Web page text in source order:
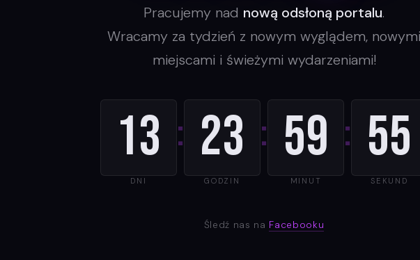
Pracujemy nad nową odsłoną portalu.
Wracamy za tydzień z nowym wyglądem, nowymi
miejscami i świeżymi wydarzeniami!
13
DNI
: 23
GODZIN
: 59
MINUT
: 55
SEKUND
Śledź nas na Facebooku